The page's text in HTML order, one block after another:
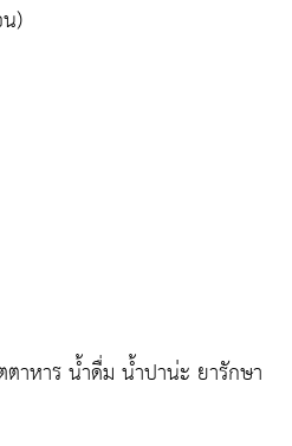
)
าหาร น้ำดื่ม น้ำปาน่ะ ยารักษา